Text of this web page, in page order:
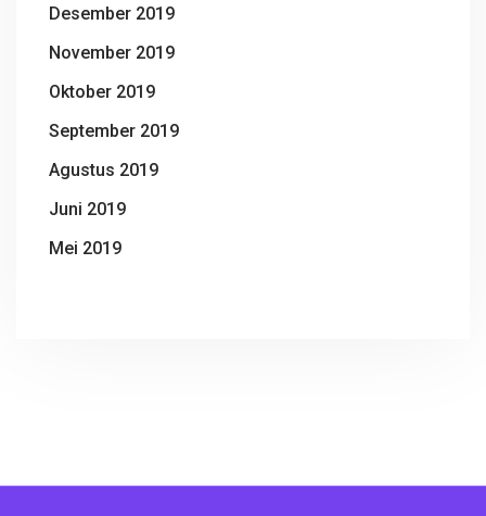
Desember 2019
November 2019
Oktober 2019
September 2019
Agustus 2019
Juni 2019
Mei 2019